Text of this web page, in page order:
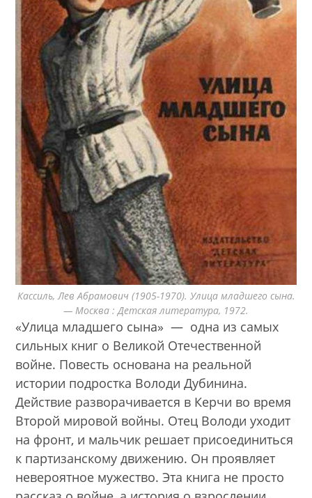
Кассиль, Лев Абрамович (1905-1970). Улица младшего сына.
— Москва : Детская литература, 1972.
«Улица младшего сына» — одна из самых
сильных книг о Великой Отечественной
войне. Повесть основана на реальной
истории подростка Володи Дубинина.
Действие разворачивается в Керчи во время
Второй мировой войны. Отец Володи уходит
на фронт, и мальчик решает присоединиться
к партизанскому движению. Он проявляет
невероятное мужество. Эта книга не просто